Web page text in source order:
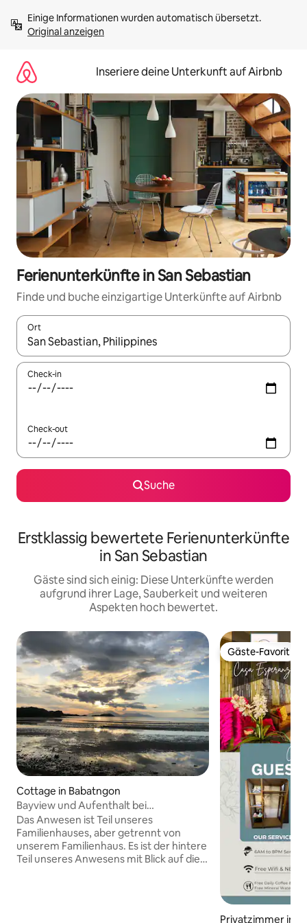
Inhalten
springenOriginal anzeigen
Inseriere deine Unterkunft auf Airbnb
Ferienunterkünfte in San Sebastian
Finde und buche einzigartige Unterkünfte auf Airbnb
Ort
Wenn Ergebnisse verfügbar sind, navigiere mit den
Check-in
Check-out
Suche
Erstklassig bewertete Ferienunterkünfte
in San Sebastian
Gäste sind sich einig: Diese Unterkünfte werden
aufgrund ihrer Lage, Sauberkeit und weiteren
Aspekten hoch bewertet.
Cottage in Babatngon
Bayview und Aufenthalt bei
Sonnenuntergang
Das Anwesen ist Teil unseres
Familienhauses, aber getrennt von
unserem Familienhaus. Es ist der hintere
Teil unseres Anwesens mit Blick auf die
Gäste-Favorit
Gäste-Favorit
Privatzimmer in